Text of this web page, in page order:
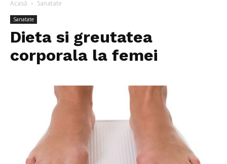
Acasă Sanatate
Sanatate
Dieta si greutatea
corporala la femei